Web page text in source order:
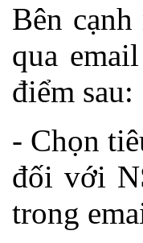
Bên
qua
điểm sau:
- Chọn
đối với
trong